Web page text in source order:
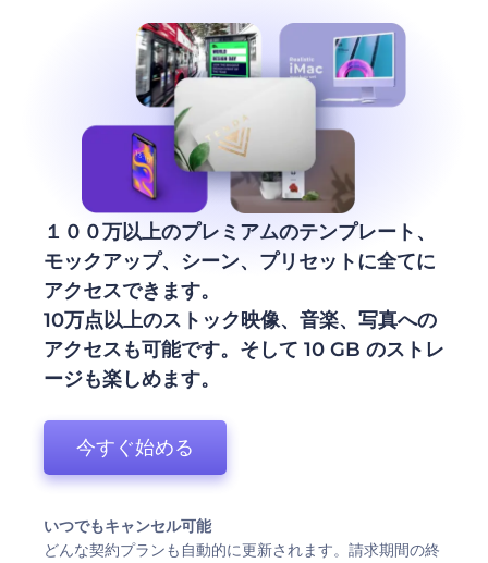
１００万以上のプレミアムのテンプレート、
モックアップ、シーン、プリセットに全てに
アクセスできます。
10万点以上のストック映像、音楽、写真への
アクセスも可能です。そして 10 GB のストレ
ージも楽しめます。
今すぐ始める
いつでもキャンセル可能
どんな契約プランも自動的に更新されます。請求期間の終